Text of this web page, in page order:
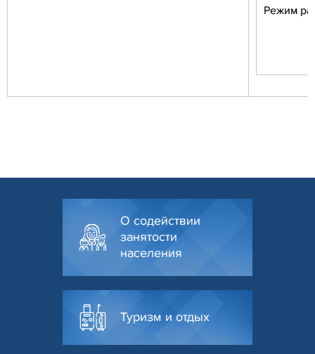
Режим
О содействии
занятости
населения
Туризм и отдых